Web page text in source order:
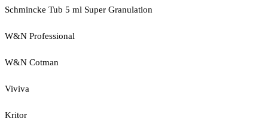
Schmincke Tub 5 ml Super Granulation
W&N Professional
W&N Cotman
Viviva
Kritor